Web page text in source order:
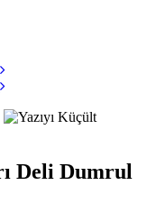
Deli Dumrul